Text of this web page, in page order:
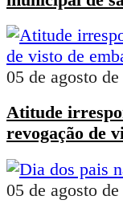
05 de agosto
Atitude
revogação de
05 de agosto